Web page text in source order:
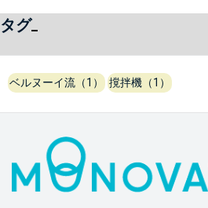
タグ
ベルヌーイ流（1） 撹拌機（1）